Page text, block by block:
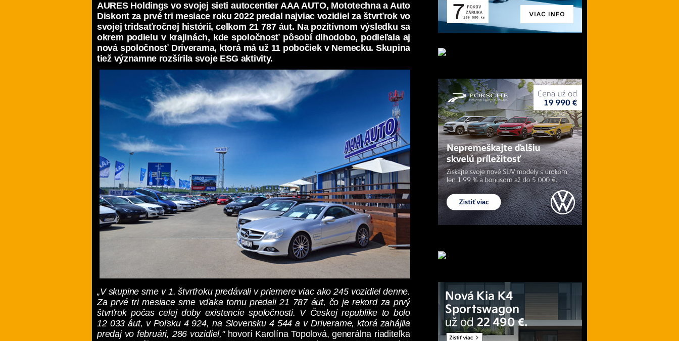
AURES Holdings vo svojej sieti autocentier AAA AUTO, Mototechna a Auto
Diskont za prvé tri mesiace roku 2022 predal najviac vozidiel za štvrťrok vo
svojej tridsaťročnej histórii, celkom 21 787 áut. Na pozitívnom výsledku sa
okrem podielu v krajinách, kde spoločnosť pôsobí dlhodobo, podieľala aj
nová spoločnosť Driverama, ktorá má už 11 pobočiek v Nemecku. Skupina
tiež významne rozšírila svoje ESG aktivity.
„V skupine sme v 1. štvrťroku predávali v priemere viac ako 245 vozidiel denne.
Za prvé tri mesiace sme vďaka tomu predali 21 787 áut, čo je rekord za prvý
štvrťrok počas celej doby existencie spoločnosti. V Českej republike to bolo
12 033 áut, v Poľsku 4 924, na Slovensku 4 544 a v Driverame, ktorá zahájila
predaj vo februári, 286 vozidiel,"hovorí Karolína Topolová, generálna riaditeľka